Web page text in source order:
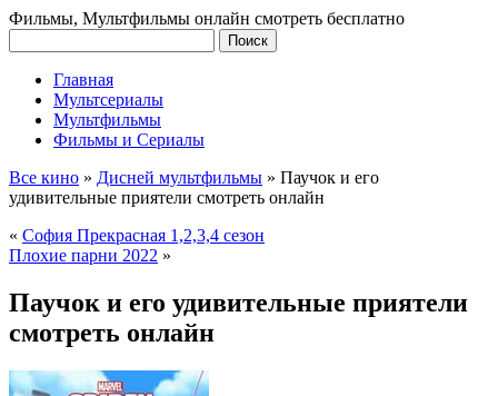
Фильмы, Мультфильмы онлайн смотреть бесплатно
Главная
Мультсериалы
Мультфильмы
Фильмы и Сериалы
Все кино » Дисней мультфильмы » Паучок и его
удивительные приятели смотреть онлайн
« София Прекрасная 1,2,3,4 сезон
Плохие парни 2022 »
Паучок и его удивительные приятели
смотреть онлайн